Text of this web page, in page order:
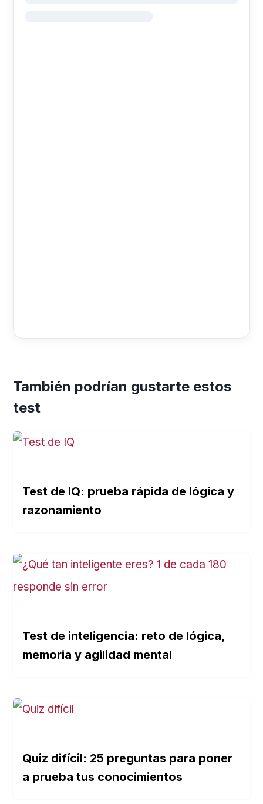
También podrían gustarte estos
test
Test de IQ: prueba rápida de lógica y
razonamiento
Test de inteligencia: reto de lógica,
memoria y agilidad mental
Quiz difícil: 25 preguntas para poner
a prueba tus conocimientos